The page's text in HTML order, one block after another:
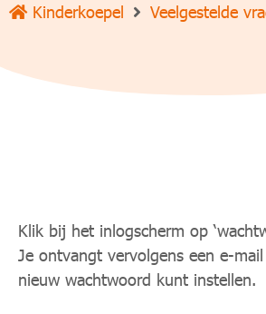
Kinderkoepel Veelgestelde
Klik bij het inlogscherm op
Je ontvangt vervolgens een e-
nieuw wachtwoord kunt instellen.